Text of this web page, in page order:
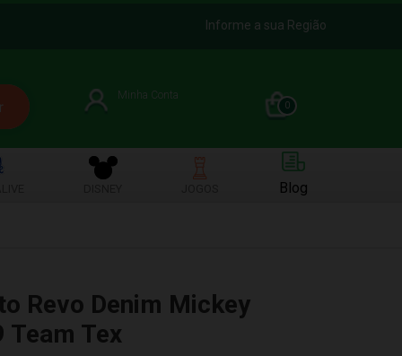
Informe a sua Região
Minha Conta
0
Blog
Revo Denim Mickey
Team Tex